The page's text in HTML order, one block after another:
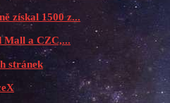
získal 1500 z...
Mall a CZC,...
stránek